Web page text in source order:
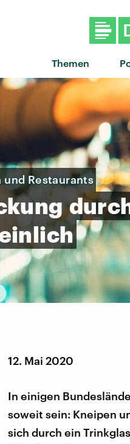
Themen
Restaurants
12. Mai 2020
In einigen
soweit sein: Kneipen
sich durch ein